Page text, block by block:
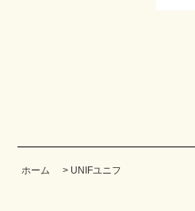
ホーム > UNIFユニフ